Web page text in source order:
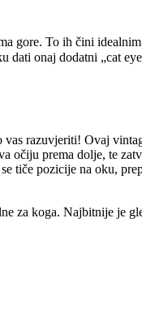
gore. To ih čini
onaj dodatni „cat
vas razuvjeriti! Ovaj
očiju prema dolje, te
tiče pozicije na oku,
koga. Najbitnije je